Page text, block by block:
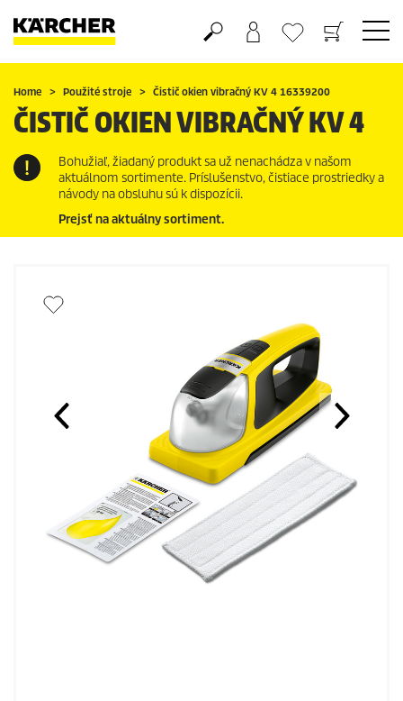
Nákupný košík
Obľúbené produkty
Home Použité stroje Čistič okien vibračný KV 4 16339200
ČISTIČ OKIEN VIBRAČNÝ KV 4
Bohužiaľ, žiadaný produkt sa už nenachádza v našom
aktuálnom sortimente. Príslušenstvo, čistiace prostriedky a
návody na obsluhu sú k dispozícii.
Prejsť na aktuálny sortiment.